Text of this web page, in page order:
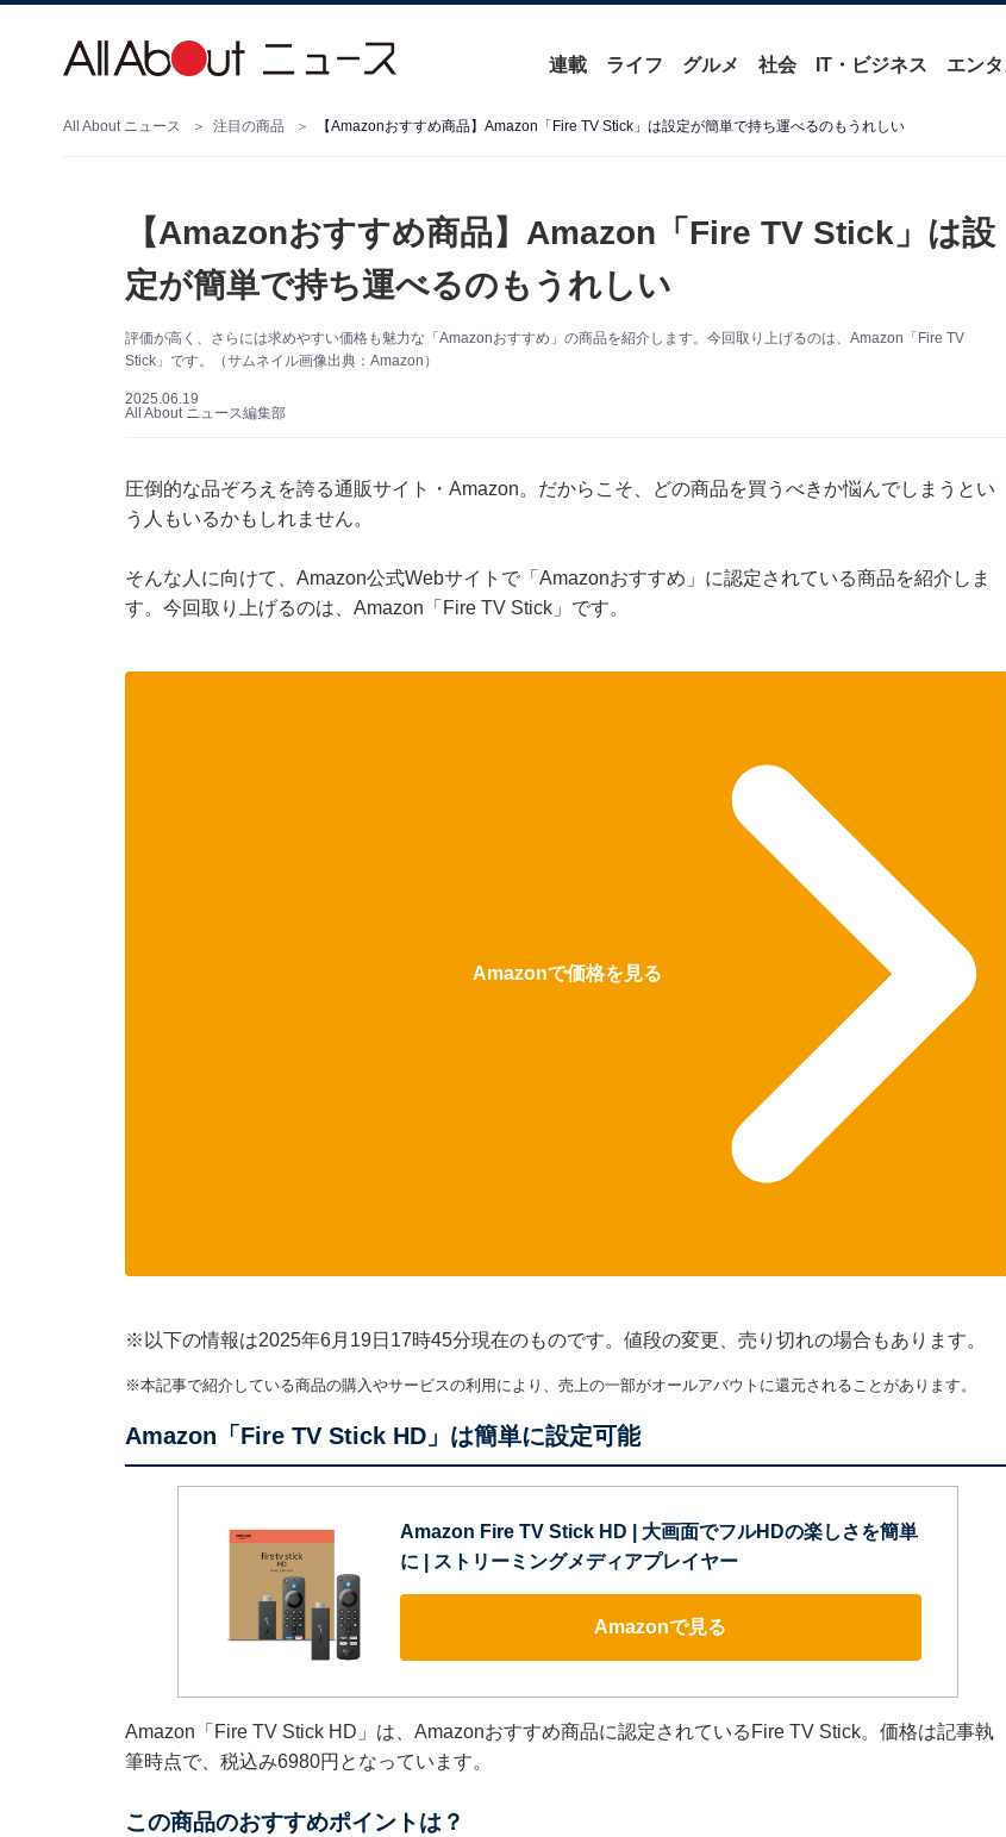
連載 ライフ グルメ 社会 IT・ビジネス エンタ
All About ニュース 注目の商品 【Amazonおすすめ商品】Amazon「Fire TV Stick」は設定が簡単で持ち運べるのもうれしい
【Amazonおすすめ商品】Amazon「Fire TV Stick」は設
定が簡単で持ち運べるのもうれしい
評価が高く、さらには求めやすい価格も魅力な「Amazonおすすめ」の商品を紹介します。今回取り上げるのは、Amazon「Fire TV
Stick」です。（サムネイル画像出典：Amazon）
2025.06.19
All About ニュース編集部
圧倒的な品ぞろえを誇る通販サイト・Amazon。だからこそ、どの商品を買うべきか悩んでしまうとい
う人もいるかもしれません。
そんな人に向けて、Amazon公式Webサイトで「Amazonおすすめ」に認定されている商品を紹介しま
す。今回取り上げるのは、Amazon「Fire TV Stick」です。
Amazonで価格を見る
※以下の情報は2025年6月19日17時45分現在のものです。値段の変更、売り切れの場合もあります。
※本記事で紹介している商品の購入やサービスの利用により、売上の一部がオールアバウトに還元されることがあります。
Amazon「Fire TV Stick HD」は簡単に設定可能
Amazon Fire TV Stick HD | 大画面でフルHDの楽しさを簡単
に | ストリーミングメディアプレイヤー
Amazonで見る
Amazon「Fire TV Stick HD」は、Amazonおすすめ商品に認定されているFire TV Stick。価格は記事執
筆時点で、税込み6980円となっています。
この商品のおすすめポイントは？